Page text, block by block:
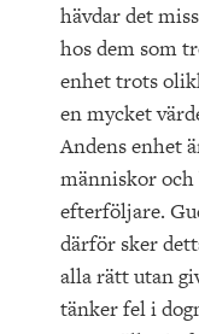
hävdar det
hos dem som
enhet trots
en mycket
Andens enhet
människor
efterföljare.
därför sker
alla rätt utan
tänker fel i